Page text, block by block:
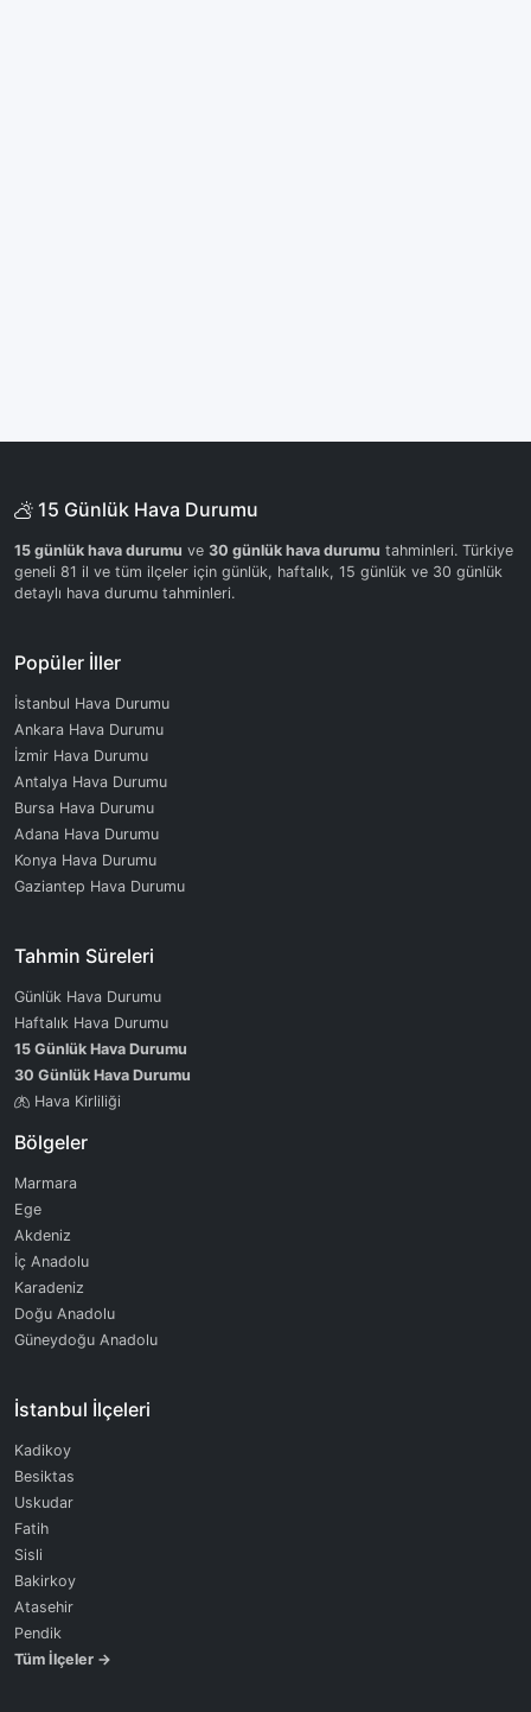
15 Günlük Hava Durumu
15 günlük hava durumu ve 30 günlük hava durumu tahminleri. Türkiye
geneli 81 il ve tüm ilçeler için günlük, haftalık, 15 günlük ve 30 günlük
detaylı hava durumu tahminleri.
Popüler İller
İstanbul Hava Durumu
Ankara Hava Durumu
İzmir Hava Durumu
Antalya Hava Durumu
Bursa Hava Durumu
Adana Hava Durumu
Konya Hava Durumu
Gaziantep Hava Durumu
Tahmin Süreleri
Günlük Hava Durumu
Haftalık Hava Durumu
15 Günlük Hava Durumu
30 Günlük Hava Durumu
Hava Kirliliği
Bölgeler
Marmara
Ege
Akdeniz
İç Anadolu
Karadeniz
Doğu Anadolu
Güneydoğu Anadolu
İstanbul İlçeleri
Kadikoy
Besiktas
Uskudar
Fatih
Sisli
Bakirkoy
Atasehir
Pendik
Tüm İlçeler →